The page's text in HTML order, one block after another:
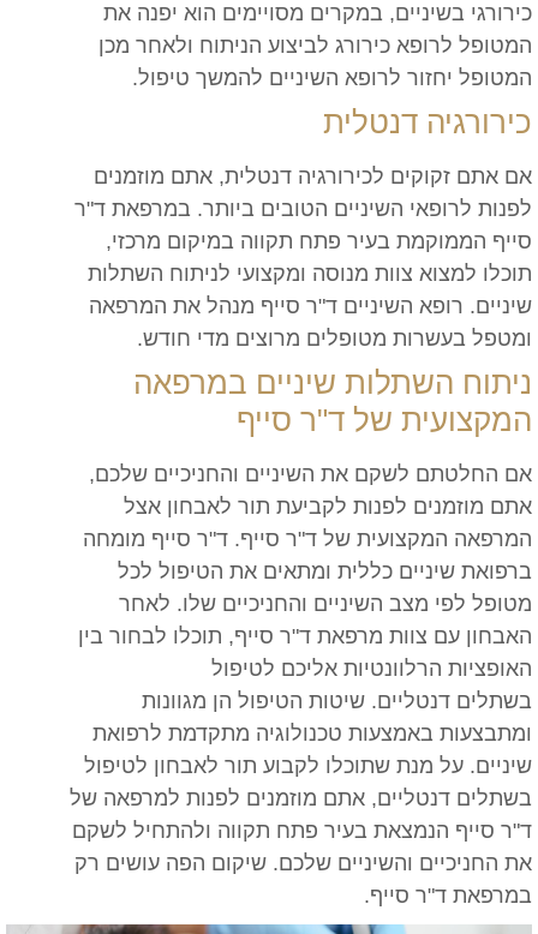
כירורגי בשיניים, במקרים מסויימים הוא יפנה את
המטופל לרופא כירורג לביצוע הניתוח ולאחר מכן
המטופל יחזור לרופא השיניים להמשך טיפול.
כירורגיה דנטלית
אם אתם זקוקים לכירורגיה דנטלית, אתם מוזמנים
לפנות לרופאי השיניים הטובים ביותר. במרפאת ד"ר
סייף הממוקמת בעיר פתח תקווה במיקום מרכזי,
תוכלו למצוא צוות מנוסה ומקצועי לניתוח השתלות
שיניים. רופא השיניים ד"ר סייף מנהל את המרפאה
ומטפל בעשרות מטופלים מרוצים מדי חודש.
ניתוח השתלות שיניים במרפאה
המקצועית של ד"ר סייף
אם החלטתם לשקם את השיניים והחניכיים שלכם,
אתם מוזמנים לפנות לקביעת תור לאבחון אצל
המרפאה המקצועית של ד"ר סייף. ד"ר סייף מומחה
ברפואת שיניים כללית ומתאים את הטיפול לכל
מטופל לפי מצב השיניים והחניכיים שלו. לאחר
האבחון עם צוות מרפאת ד"ר סייף, תוכלו לבחור בין
האופציות הרלוונטיות אליכם לטיפול
בשתלים דנטליים. שיטות הטיפול הן מגוונות
ומתבצעות באמצעות טכנולוגיה מתקדמת לרפואת
שיניים. על מנת שתוכלו לקבוע תור לאבחון לטיפול
בשתלים דנטליים, אתם מוזמנים לפנות למרפאה של
ד"ר סייף הנמצאת בעיר פתח תקווה ולהתחיל לשקם
את החניכיים והשיניים שלכם. שיקום הפה עושים רק
במרפאת ד"ר סייף.